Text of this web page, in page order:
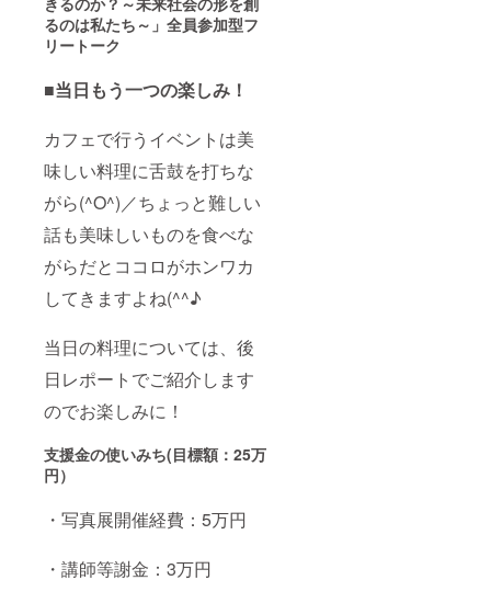
るのは私たち～」全員参加型フ
リートーク
■当日もう一つの楽しみ！
カフェで行うイベントは美
味しい料理に舌鼓を打ちな
がら(^O^)／ちょっと難しい
話も美味しいものを食べな
がらだとココロがホンワカ
してきますよね(^^♪
当日の料理については、後
日レポートでご紹介します
のでお楽しみに！
支援金の使いみち(目標額：25万
円）
・写真展開催経費：5万円
・講師等謝金：3万円